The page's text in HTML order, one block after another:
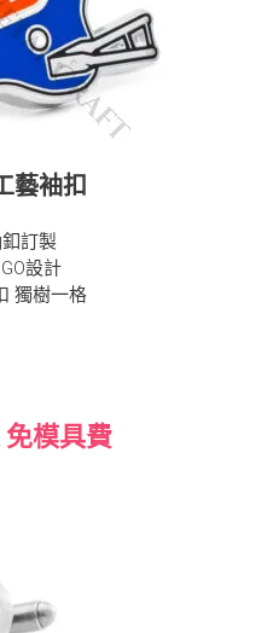
藝袖扣
訂製
設計
獨樹一格
模具費